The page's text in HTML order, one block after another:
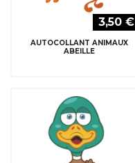
3,50 €
AUTOCOLLANT ANIMAUX
ABEILLE